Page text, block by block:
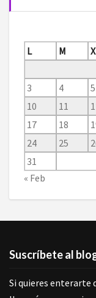
L
M X
3
4 5
10
11
17
18
24
25
31
« Feb
Suscríbete al
Si quieres enterarte